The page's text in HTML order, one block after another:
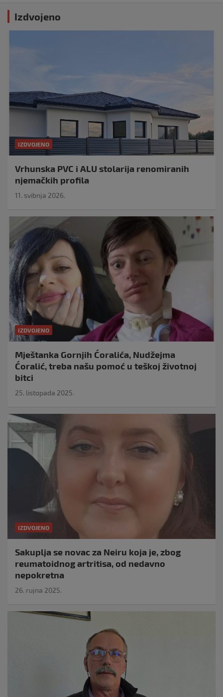
Izdvojeno
IZDVOJENO
Vrhunska PVC i ALU stolarija renomiranih
njemačkih profila
11. svibnja 2026.
IZDVOJENO
Mještanka Gornjih Ćoralića, Nudžejma
Ćoralić, treba našu pomoć u teškoj životnoj
bitci
25. listopada 2025.
IZDVOJENO
Sakuplja se novac za Neiru koja je, zbog
reumatoidnog artritisa, od nedavno
nepokretna
26. rujna 2025.